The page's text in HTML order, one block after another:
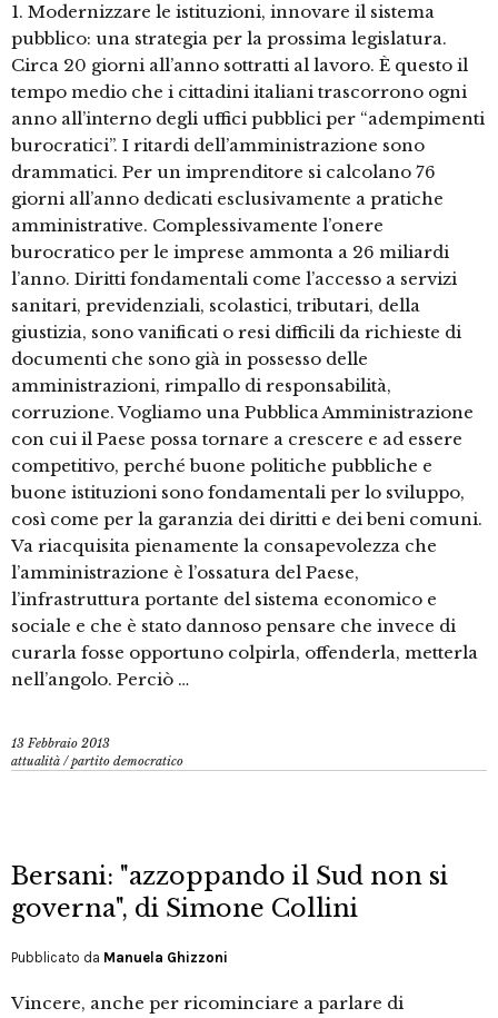
1. Modernizzare le istituzioni, innovare il sistema
pubblico: una strategia per la prossima legislatura.
Circa 20 giorni all’anno sottratti al lavoro. È questo il
tempo medio che i cittadini italiani trascorrono ogni
anno all’interno degli uffici pubblici per “adempimenti
burocratici”. I ritardi dell’amministrazione sono
drammatici. Per un imprenditore si calcolano 76
giorni all’anno dedicati esclusivamente a pratiche
amministrative. Complessivamente l’onere
burocratico per le imprese ammonta a 26 miliardi
l’anno. Diritti fondamentali come l’accesso a servizi
sanitari, previdenziali, scolastici, tributari, della
giustizia, sono vanificati o resi difficili da richieste di
documenti che sono già in possesso delle
amministrazioni, rimpallo di responsabilità,
corruzione. Vogliamo una Pubblica Amministrazione
con cui il Paese possa tornare a crescere e ad essere
competitivo, perché buone politiche pubbliche e
buone istituzioni sono fondamentali per lo sviluppo,
così come per la garanzia dei diritti e dei beni comuni.
Va riacquisita pienamente la consapevolezza che
l’amministrazione è l’ossatura del Paese,
l’infrastruttura portante del sistema economico e
sociale e che è stato dannoso pensare che invece di
curarla fosse opportuno colpirla, offenderla, metterla
nell’angolo. Perciò …
13 Febbraio 2013
attualità /partito democratico
Bersani: "azzoppando il Sud non si
governa", di Simone Collini
Pubblicato da Manuela Ghizzoni
Vincere, anche per ricominciare a parlare di